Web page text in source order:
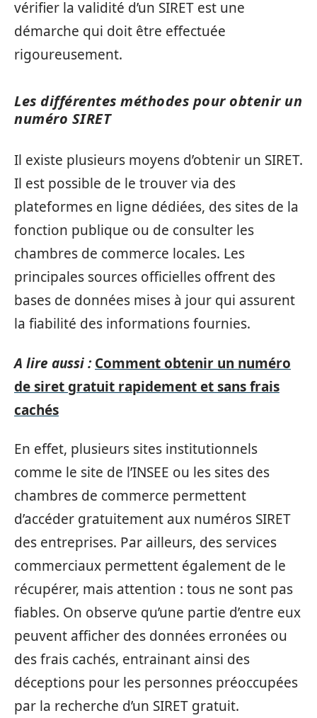
vérifier la validité d’un SIRET est une
démarche qui doit être effectuée
rigoureusement.
Les différentes méthodes pour obtenir un
numéro SIRET
Il existe plusieurs moyens d’obtenir un SIRET.
Il est possible de le trouver via des
plateformes en ligne dédiées, des sites de la
fonction publique ou de consulter les
chambres de commerce locales. Les
principales sources officielles offrent des
bases de données mises à jour qui assurent
la fiabilité des informations fournies.
A lire aussi : Comment obtenir un numéro
de siret gratuit rapidement et sans frais
cachés
En effet, plusieurs sites institutionnels
comme le site de l’INSEE ou les sites des
chambres de commerce permettent
d’accéder gratuitement aux numéros SIRET
des entreprises. Par ailleurs, des services
commerciaux permettent également de le
récupérer, mais attention : tous ne sont pas
fiables. On observe qu’une partie d’entre eux
peuvent afficher des données erronées ou
des frais cachés, entrainant ainsi des
déceptions pour les personnes préoccupées
par la recherche d’un SIRET gratuit.